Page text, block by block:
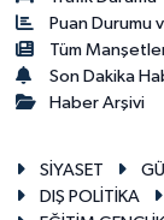
Puan Durumu
Tüm
Son Dakika
Haber Arşivi
SİYASET
DIŞ POLİTİKA